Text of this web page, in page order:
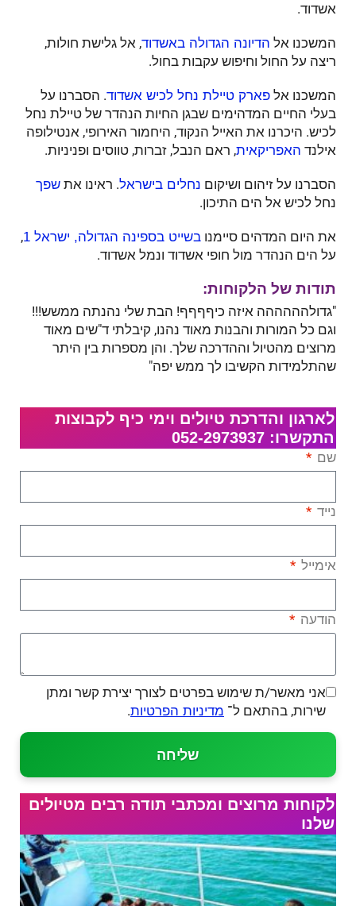
אשדוד.
המשכנו אל הדיונה הגדולה באשדוד, אל גלישת חולות,
ריצה על החול וחיפוש עקבות בחול.
המשכנו אל פארק טיילת נחל לכיש אשדוד. הסברנו על
בעלי החיים המדהימים שבגן החיות הנהדר של טיילת נחל
לכיש. היכרנו את האייל הנקוד, היחמור האירופי, אנטילופה
אילנד האפריקאית, ראם הנבל, זברות, טווסים ופניניות.
הסברנו על זיהום ושיקום נחלים בישראל. ראינו את שפך
נחל לכיש אל הים התיכון.
את היום המדהים סיימנו בשייט בספינה הגדולה, ישראל 1
,
על הים הנהדר מול חופי אשדוד ונמל אשדוד.
תודות של הלקוחות:
"גדולהההההה איזה כיףףףף! הבת שלי נהנתה ממשש!!!
וגם כל המורות והבנות מאוד נהנו, קיבלתי ד"שים מאוד
מרוצים מהטיול וההדרכה שלך. והן מספרות בין היתר
שהתלמידות הקשיבו לך ממש יפה"
לארגון והדרכת טיולים וימי כיף לקבוצות
התקשרו: 052-2973937
שם
נייד
אימייל
הודעה
אני מאשר/ת שימוש בפרטים לצורך יצירת קשר ומתן
שירות, בהתאם ל־ מדיניות הפרטיות.
שליחה
לקוחות מרוצים ומכתבי תודה רבים מטיולים
שלנו